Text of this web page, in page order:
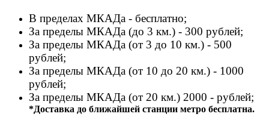
В пределах МКАДа - бесплатно;
За пределы МКАДа (до 3 км.) - 300 рублей;
За пределы МКАДа (от 3 до 10 км.) - 500
рублей;
За пределы МКАДа (от 10 до 20 км.) - 1000
рублей;
За пределы МКАДа (от 20 км.) 2000 - рублей;
*Доставка до ближайшей станции метро бесплатна.